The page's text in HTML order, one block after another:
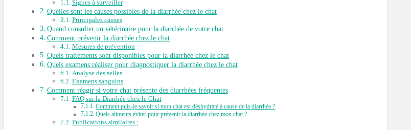
Signes à surveiller
Quelles sont les causes possibles de la diarrhée chez le chat
Principales causes
Quand consulter un vétérinaire pour la diarrhée de votre chat
Comment prévenir la diarrhée chez le chat
Mesures de prévention
Quels traitements sont disponibles pour la diarrhée chez le chat
Quels examens réaliser pour diagnostiquer la diarrhée chez le chat
Analyse des selles
Examens sanguins
Comment réagir si votre chat présente des diarrhées fréquentes
FAQ sur la Diarrhée chez le Chat
Comment puis-je savoir si mon chat est déshydraté à cause de la diarrhée ?
Quels aliments éviter pour prévenir la diarrhée chez mon chat ?
Publications similaires :